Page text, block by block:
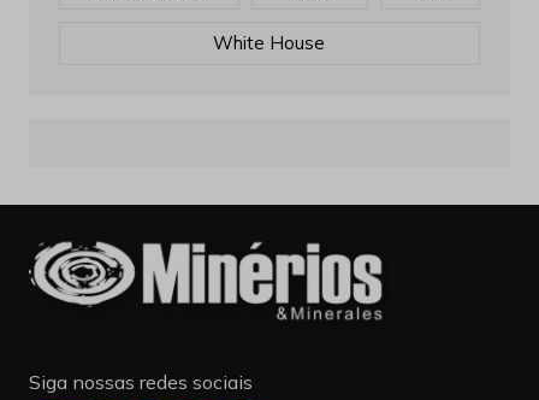
White House
Siga nossas redes sociais